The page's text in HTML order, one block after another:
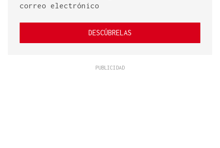
correo electrónico
DESCÚBRELAS